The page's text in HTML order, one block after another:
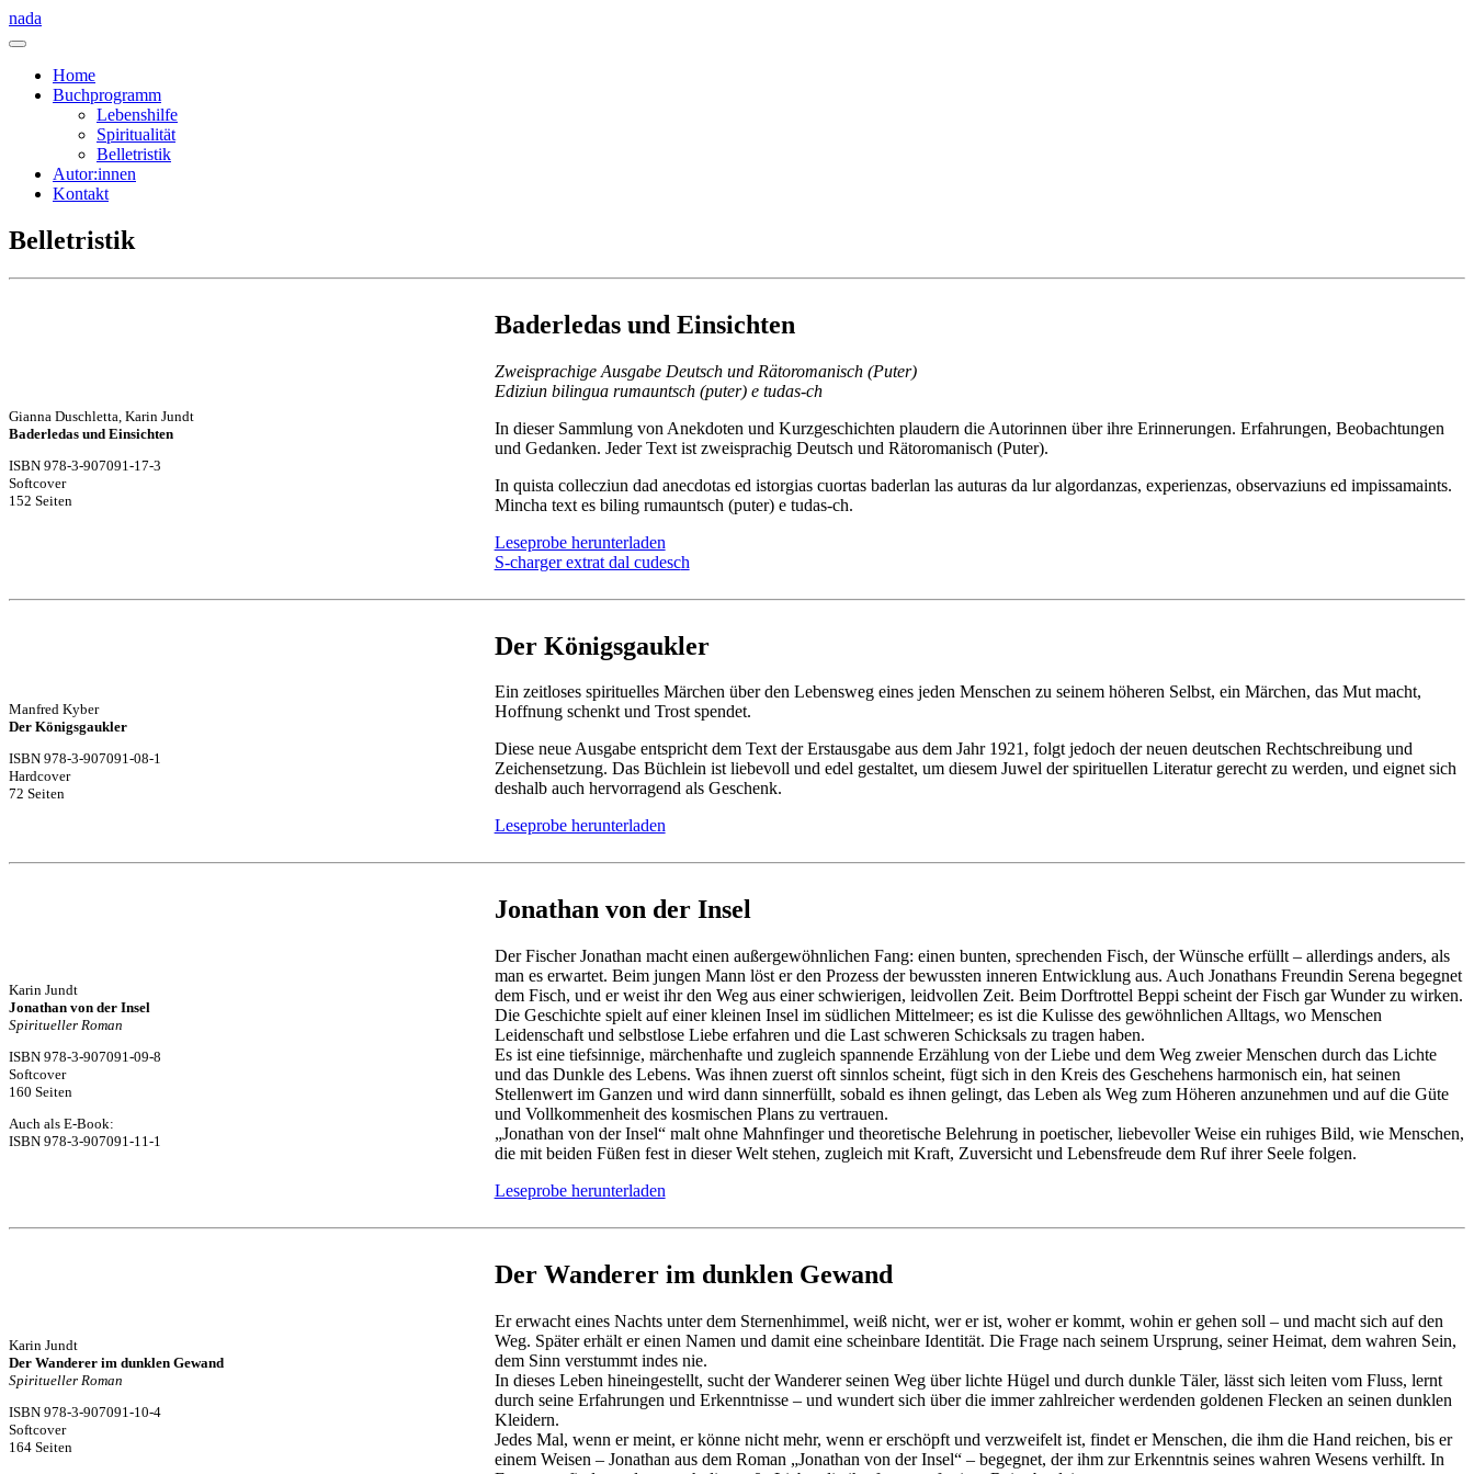
nada
Home
Buchprogramm
Lebenshilfe
Spiritualität
Belletristik
Autor:innen
Kontakt
Belletristik
Gianna Duschletta, Karin Jundt
Baderledas und Einsichten
ISBN 978-3-907091-17-3
Softcover
152 Seiten
Baderledas und Einsichten
Zweisprachige Ausgabe Deutsch und Rätoromanisch (Puter)
Ediziun bilingua rumauntsch (puter) e tudas-ch
In dieser Sammlung von Anekdoten und Kurzgeschichten plaudern die Autorinnen über ihre Erinnerungen. Erfahrungen, Beobachtungen
und Gedanken. Jeder Text ist zweisprachig Deutsch und Rätoromanisch (Puter).
In quista collecziun dad anecdotas ed istorgias cuortas baderlan las auturas da lur algordanzas, experienzas, observaziuns ed impissamaints.
Mincha text es biling rumauntsch (puter) e tudas-ch.
Leseprobe herunterladen
S-charger extrat dal cudesch
Manfred Kyber
Der Königsgaukler
ISBN 978-3-907091-08-1
Hardcover
72 Seiten
Der Königsgaukler
Ein zeitloses spirituelles Märchen über den Lebensweg eines jeden Menschen zu seinem höheren Selbst, ein Märchen, das Mut macht,
Hoffnung schenkt und Trost spendet.
Diese neue Ausgabe entspricht dem Text der Erstausgabe aus dem Jahr 1921, folgt jedoch der neuen deutschen Rechtschreibung und
Zeichensetzung. Das Büchlein ist liebevoll und edel gestaltet, um diesem Juwel der spirituellen Literatur gerecht zu werden, und eignet sich
deshalb auch hervorragend als Geschenk.
Leseprobe herunterladen
Karin Jundt
Jonathan von der Insel
Spiritueller Roman
ISBN 978-3-907091-09-8
Softcover
160 Seiten
Auch als E-Book:
ISBN 978-3-907091-11-1
Jonathan von der Insel
Der Fischer Jonathan macht einen außergewöhnlichen Fang: einen bunten, sprechenden Fisch, der Wünsche erfüllt – allerdings anders, als
man es erwartet. Beim jungen Mann löst er den Prozess der bewussten inneren Entwicklung aus. Auch Jonathans Freundin Serena begegnet
dem Fisch, und er weist ihr den Weg aus einer schwierigen, leidvollen Zeit. Beim Dorftrottel Beppi scheint der Fisch gar Wunder zu wirken.
Die Geschichte spielt auf einer kleinen Insel im südlichen Mittelmeer; es ist die Kulisse des gewöhnlichen Alltags, wo Menschen
Leidenschaft und selbstlose Liebe erfahren und die Last schweren Schicksals zu tragen haben.
Es ist eine tiefsinnige, märchenhafte und zugleich spannende Erzählung von der Liebe und dem Weg zweier Menschen durch das Lichte
und das Dunkle des Lebens. Was ihnen zuerst oft sinnlos scheint, fügt sich in den Kreis des Geschehens harmonisch ein, hat seinen
Stellenwert im Ganzen und wird dann sinnerfüllt, sobald es ihnen gelingt, das Leben als Weg zum Höheren anzunehmen und auf die Güte
und Vollkommenheit des kosmischen Plans zu vertrauen.
„Jonathan von der Insel“ malt ohne Mahnfinger und theoretische Belehrung in poetischer, liebevoller Weise ein ruhiges Bild, wie Menschen,
die mit beiden Füßen fest in dieser Welt stehen, zugleich mit Kraft, Zuversicht und Lebensfreude dem Ruf ihrer Seele folgen.
Leseprobe herunterladen
Karin Jundt
Der Wanderer im dunklen Gewand
Spiritueller Roman
ISBN 978-3-907091-10-4
Softcover
164 Seiten
Der Wanderer im dunklen Gewand
Er erwacht eines Nachts unter dem Sternenhimmel, weiß nicht, wer er ist, woher er kommt, wohin er gehen soll – und macht sich auf den
Weg. Später erhält er einen Namen und damit eine scheinbare Identität. Die Frage nach seinem Ursprung, seiner Heimat, dem wahren Sein,
dem Sinn verstummt indes nie.
In dieses Leben hineingestellt, sucht der Wanderer seinen Weg über lichte Hügel und durch dunkle Täler, lässt sich leiten vom Fluss, lernt
durch seine Erfahrungen und Erkenntnisse – und wundert sich über die immer zahlreicher werdenden goldenen Flecken an seinen dunklen
Kleidern.
Jedes Mal, wenn er meint, er könne nicht mehr, wenn er erschöpft und verzweifelt ist, findet er Menschen, die ihm die Hand reichen, bis er
einem Weisen – Jonathan aus dem Roman „Jonathan von der Insel“ – begegnet, der ihm zur Erkenntnis seines wahren Wesens verhilft. In